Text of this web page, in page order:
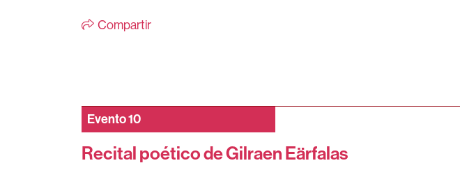
Compartir
Evento10
Recital poético de Gilraen Eärfalas